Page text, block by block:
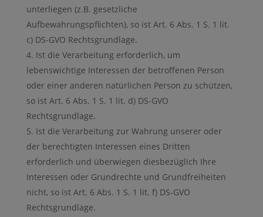
unterliegen (z.B. gesetzliche
Aufbewahrungspflichten), so ist Art. 6 Abs. 1 S. 1 lit.
c) DS-GVO Rechtsgrundlage.
Ist die Verarbeitung erforderlich, um
lebenswichtige Interessen der betroffenen Person
oder einer anderen natürlichen Person zu schützen,
so ist Art. 6 Abs. 1 S. 1 lit. d) DS-GVO
Rechtsgrundlage.
Ist die Verarbeitung zur Wahrung unserer oder
der berechtigten Interessen eines Dritten
erforderlich und überwiegen diesbezüglich Ihre
Interessen oder Grundrechte und Grundfreiheiten
nicht, so ist Art. 6 Abs. 1 S. 1 lit. f) DS-GVO
Rechtsgrundlage.